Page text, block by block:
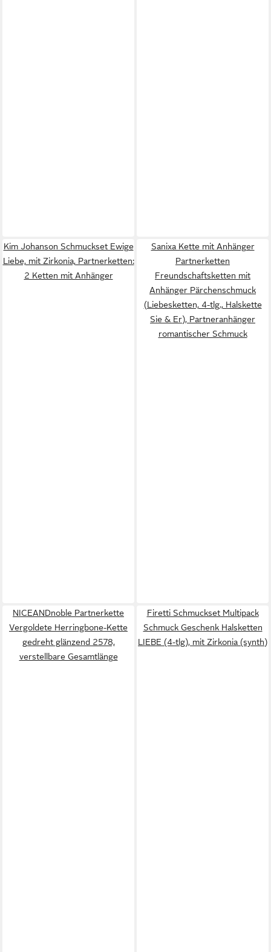
Kim Johanson Schmuckset Ewige
Liebe, mit Zirkonia, Partnerketten:
2 Ketten mit Anhänger
Sanixa Kette mit Anhänger
Partnerketten
Freundschaftsketten mit
Anhänger Pärchenschmuck
(Liebesketten, 4-tlg., Halskette
Sie & Er), Partneranhänger
romantischer Schmuck
NICEANDnoble Partnerkette
Vergoldete Herringbone-Kette
gedreht glänzend 2578,
verstellbare Gesamtlänge
Firetti Schmuckset Multipack
Schmuck Geschenk Halsketten
LIEBE (4-tlg), mit Zirkonia (synth)